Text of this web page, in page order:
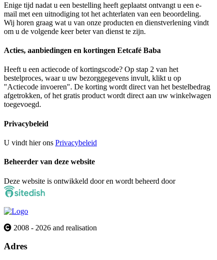
Enige tijd nadat u een bestelling heeft geplaatst ontvangt u een e-
mail met een uitnodiging tot het achterlaten van een beoordeling.
Wij horen graag wat u van onze producten en dienstverlening vindt
om u de volgende keer beter van dienst te zijn.
Acties, aanbiedingen en kortingen Eetcafé Baba
Heeft u een actiecode of kortingscode? Op stap 2 van het
bestelproces, waar u uw bezorggegevens invult, klikt u op
"Actiecode invoeren". De korting wordt direct van het bestelbedrag
afgetrokken, of het gratis product wordt direct aan uw winkelwagen
toegevoegd.
Privacybeleid
U vindt hier ons Privacybeleid
Beheerder van deze website
Deze website is ontwikkeld door en wordt beheerd door
2008 - 2026 and realisation
Adres